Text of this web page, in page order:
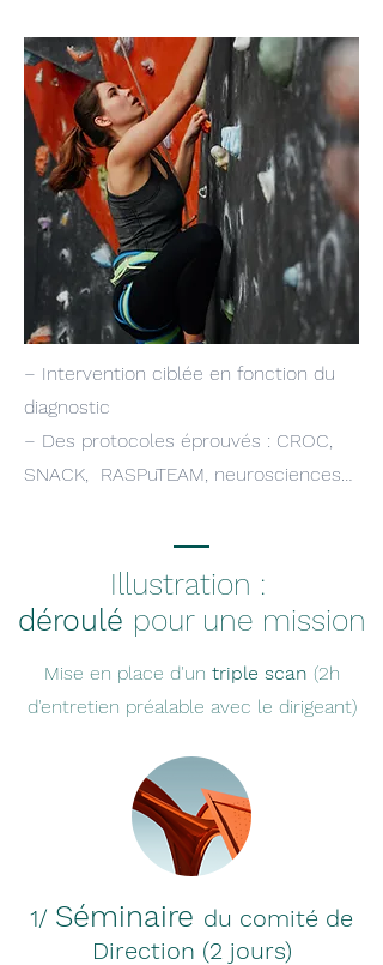
− Intervention ciblée en fonction du
diagnostic
− Des protocoles éprouvés : CROC,
SNACK, RASPuTEAM, neurosciences…
Illustration :
déroulé pour une mission
Mise en place d'un triple scan (2h
d'entretien préalable avec le dirigeant)
1/ Séminaire du comité de
Direction (2 jours)